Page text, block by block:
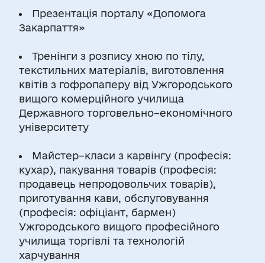
Презентація порталу «Допомога
Закарпаття»
Тренінги з розпису хною по тілу,
текстильних матеріалів, виготовлення
квітів з гофропаперу від Ужгородського
вищого комерційного училища
Державного торговельно–економічного
університету
Майстер–класи з карвінгу (професія:
кухар), пакування товарів (професія:
продавець непродовольчих товарів),
приготування кави, обслуговування
(професія: офіціант, бармен)
Ужгородського вищого професійного
училища торгівлі та технологій
харчування